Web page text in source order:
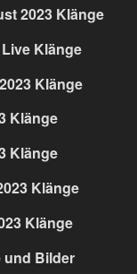
2023 Klänge
Klänge
Klänge
Klänge
Klänge
Klänge
Klänge
und Bilder